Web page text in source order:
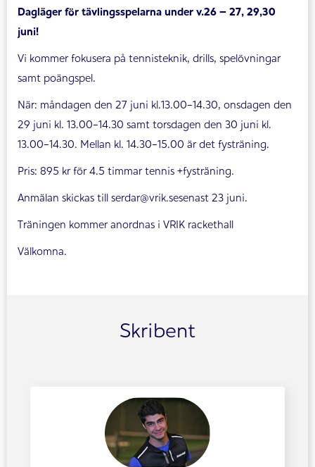
Dagläger för tävlingsspelarna under v.26 – 27, 29,30
juni!
Vi kommer fokusera på tennisteknik, drills, spelövningar
samt poängspel.
När: måndagen den 27 juni kl.13.00-14.30, onsdagen den
29 juni kl. 13.00-14.30 samt torsdagen den 30 juni kl.
13.00-14.30. Mellan kl. 14.30-15.00 är det fysträning.
Pris: 895 kr för 4.5 timmar tennis +fysträning.
Anmälan skickas till serdar@vrik.sesenast 23 juni.
Träningen kommer anordnas i VRIK rackethall
Välkomna.
Skribent